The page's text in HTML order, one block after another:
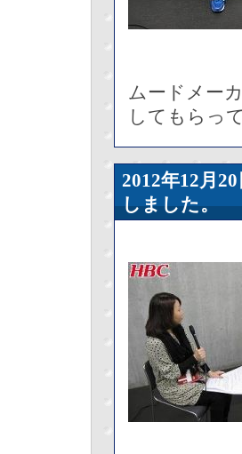
ムードメー
してもらっ
2012年12
しました。